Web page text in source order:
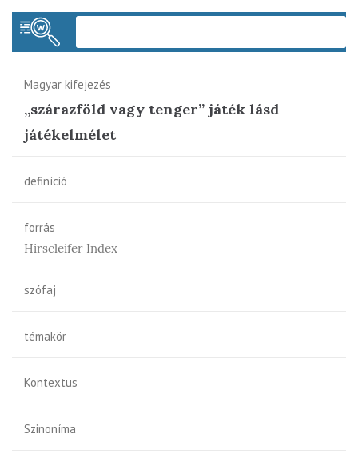
Magyar kifejezés
„szárazföld vagy tenger” játék lásd
játékelmélet
definíció
forrás
Hirscleifer Index
szófaj
témakör
Kontextus
Szinoníma